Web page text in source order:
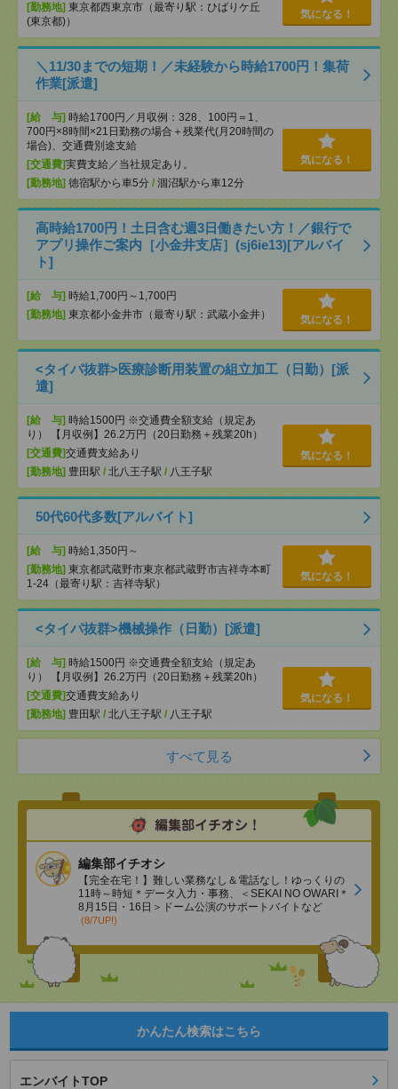
[勤務地] 東京都西東京市（最寄り駅：ひばりケ丘
(東京都)）
気になる！
＼11/30までの短期！／未経験から時給1700円！集荷
作業[派遣]
[給 与] 時給1700円／月収例：328、100円＝1、
700円×8時間×21日勤務の場合＋残業代(月20時間の
場合)、交通費別途支給
[交通費]実費支給／当社規定あり。
[勤務地] 徳宿駅から車5分 / 涸沼駅から車12分
気になる！
高時給1700円！土日含む週3日働きたい方！／銀行で
アプリ操作ご案内［小金井支店］(sj6ie13)[アルバイ
ト]
[給 与] 時給1,700円～1,700円
[勤務地] 東京都小金井市（最寄り駅：武蔵小金井） 気になる！
<タイパ抜群>医療診断用装置の組立加工（日勤）[派
遣]
[給 与] 時給1500円 ※交通費全額支給（規定あ
り） 【月収例】26.2万円（20日勤務＋残業20h）
[交通費]交通費支給あり
[勤務地] 豊田駅 / 北八王子駅 / 八王子駅
気になる！
50代60代多数[アルバイト]
[給 与] 時給1,350円～
[勤務地] 東京都武蔵野市東京都武蔵野市吉祥寺本町
1-24（最寄り駅：吉祥寺駅）
気になる！
<タイパ抜群>機械操作（日勤）[派遣]
[給 与] 時給1500円 ※交通費全額支給（規定あ
り） 【月収例】26.2万円（20日勤務＋残業20h）
[交通費]交通費支給あり
[勤務地] 豊田駅 / 北八王子駅 / 八王子駅
気になる！
すべて見る
編集部イチオシ
【完全在宅！】難しい業務なし＆電話なし！ゆっくりの
11時～時短＊データ入力・事務、＜SEKAI NO OWARI＊
8月15日・16日＞ドーム公演のサポートバイトなど
(8/7UP!)
かんたん検索はこちら
エンバイトTOP